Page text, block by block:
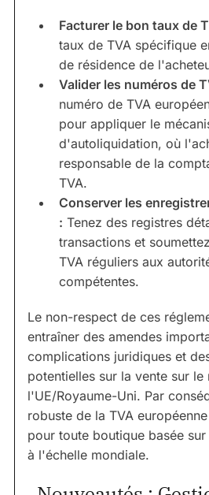
Facturer le bon taux de
taux de TVA spécifique
de résidence de
Valider les numéros de
numéro de TVA
pour appliquer le
d'autoliquidation, où
responsable de la
TVA.
Conserver les
: Tenez des registres
transactions et
TVA réguliers aux
compétentes.
Le non-respect de ces
entraîner des amendes
complications juridiques et
potentielles sur la vente sur le
l'UE/Royaume-Uni. Par
robuste de la TVA
pour toute boutique basée
à l'échelle mondiale.